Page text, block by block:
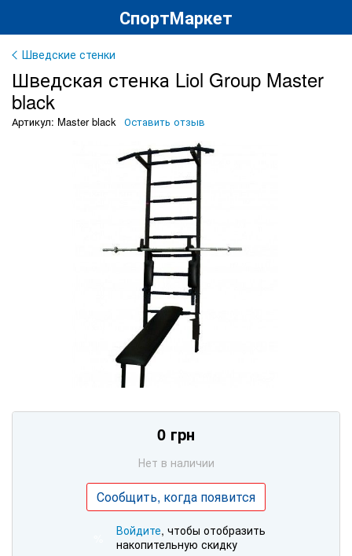
СпортМаркет
Шведские стенки
Шведская стенка Liol Group Master
black
Артикул: Master black Оставить отзыв
0 грн
Нет в наличии
Сообщить, когда появится
Войдите, чтобы отобразить
накопительную скидку